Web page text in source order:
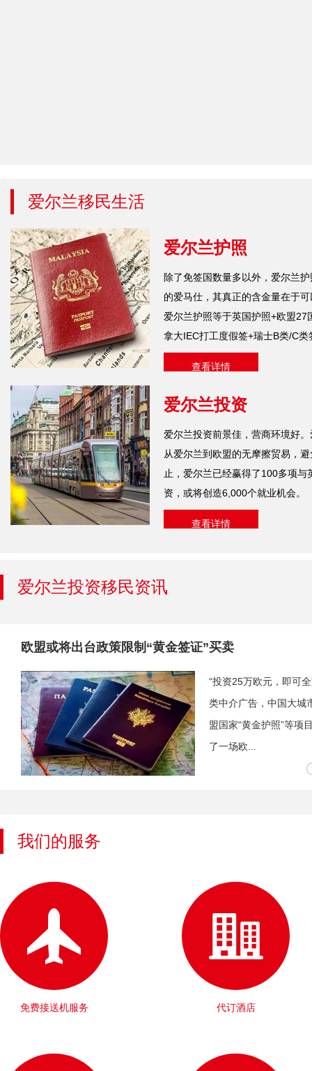
爱尔兰移民生活
爱尔兰护照
除了免签国数量多以外，爱尔兰
的爱马仕，其真正的含金量在于
爱尔兰护照等于英国护照+欧盟27
拿大IEC打工度假签+瑞士B类/C类
查看详情
爱尔兰投资
爱尔兰投资前景佳，营商环境好
从爱尔兰到欧盟的无摩擦贸易，
止，爱尔兰已经赢得了100多项与
资，或将创造6,000个就业机会。
查看详情
爱尔兰投资移民资讯
欧盟或将出台政策限制“黄金签证”买卖
“投资25万欧元，即可
类中介广告，中国大城
盟国家“黄金护照”等项
了一场欧...
我们的服务
免费接送机服务 代订酒店